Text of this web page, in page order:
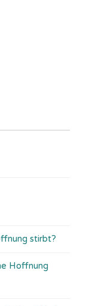
stirbt?
Hoffnung